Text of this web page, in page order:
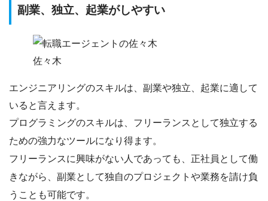
副業、独立、起業がしやすい
佐々木
エンジニアリングのスキルは、 副業や独立、起業に適して
いる と言えます。
プログラミングのスキルは、フリーランスとして独立する
ための強力なツールになり得ます。
フリーランスに興味がない人であっても、 正社員として働
きながら、副業として独自のプロジェクトや業務を請け負
うことも可能です。